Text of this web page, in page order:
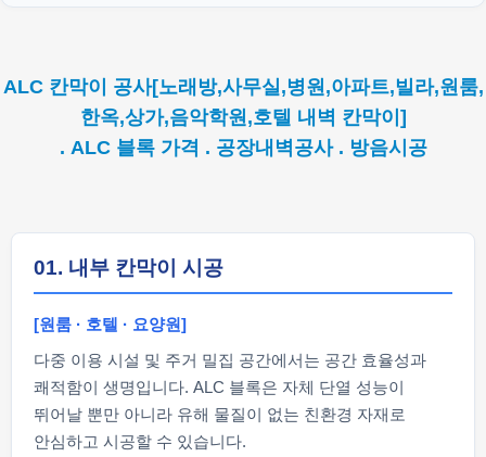
ALC 칸막이 공사[노래방,사무실,병원,아파트,빌라,원룸,
한옥,상가,음악학원,호텔 내벽 칸막이]
. ALC 블록 가격 . 공장내벽공사 . 방음시공
01. 내부 칸막이 시공
[원룸 · 호텔 · 요양원]
다중 이용 시설 및 주거 밀집 공간에서는 공간 효율성과
쾌적함이 생명입니다. ALC 블록은 자체 단열 성능이
뛰어날 뿐만 아니라 유해 물질이 없는 친환경 자재로
안심하고 시공할 수 있습니다.